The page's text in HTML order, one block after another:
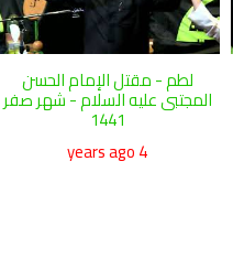
لطم - مقتل الإمام الحسن
المجتبى عليه السلام - شهر صفر
1441
4 years ago